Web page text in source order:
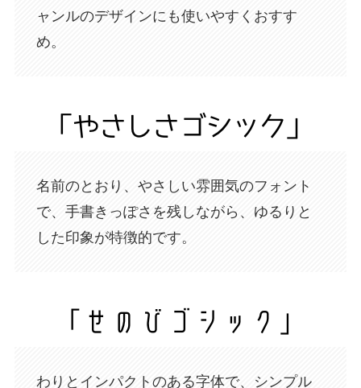
ャンルのデザインにも使いやすくおすす
め。
名前のとおり、やさしい雰囲気のフォント
で、手書きっぽさを残しながら、ゆるりと
した印象が特徴的です。
わりとインパクトのある字体で、シンプル